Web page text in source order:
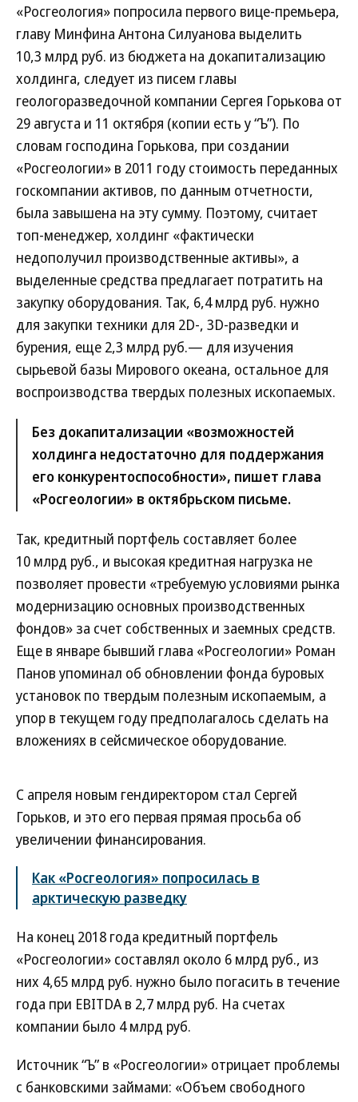
«Росгеология» попросила первого вице-премьера,
главу Минфина Антона Силуанова выделить
10,3 млрд руб. из бюджета на докапитализацию
холдинга, следует из писем главы
геологоразведочной компании Сергея Горькова от
29 августа и 11 октября (копии есть у “Ъ”). По
словам господина Горькова, при создании
«Росгеологии» в 2011 году стоимость переданных
госкомпании активов, по данным отчетности,
была завышена на эту сумму. Поэтому, считает
топ-менеджер, холдинг «фактически
недополучил производственные активы», а
выделенные средства предлагает потратить на
закупку оборудования. Так, 6,4 млрд руб. нужно
для закупки техники для 2D-, 3D-разведки и
бурения, еще 2,3 млрд руб.— для изучения
сырьевой базы Мирового океана, остальное для
воспроизводства твердых полезных ископаемых.
Без докапитализации «возможностей
холдинга недостаточно для поддержания
его конкурентоспособности», пишет глава
«Росгеологии» в октябрьском письме.
Так, кредитный портфель составляет более
10 млрд руб., и высокая кредитная нагрузка не
позволяет провести «требуемую условиями рынка
модернизацию основных производственных
фондов» за счет собственных и заемных средств.
Еще в январе бывший глава «Росгеологии» Роман
Панов упоминал об обновлении фонда буровых
установок по твердым полезным ископаемым, а
упор в текущем году предполагалось сделать на
вложениях в сейсмическое оборудование.
С апреля новым гендиректором стал Сергей
Горьков, и это его первая прямая просьба об
увеличении финансирования.
Как «Росгеология» попросилась в
арктическую разведку
На конец 2018 года кредитный портфель
«Росгеологии» составлял около 6 млрд руб., из
них 4,65 млрд руб. нужно было погасить в течение
года при EBITDA в 2,7 млрд руб. На счетах
компании было 4 млрд руб.
Источник “Ъ” в «Росгеологии» отрицает проблемы
с банковскими займами: «Объем свободного